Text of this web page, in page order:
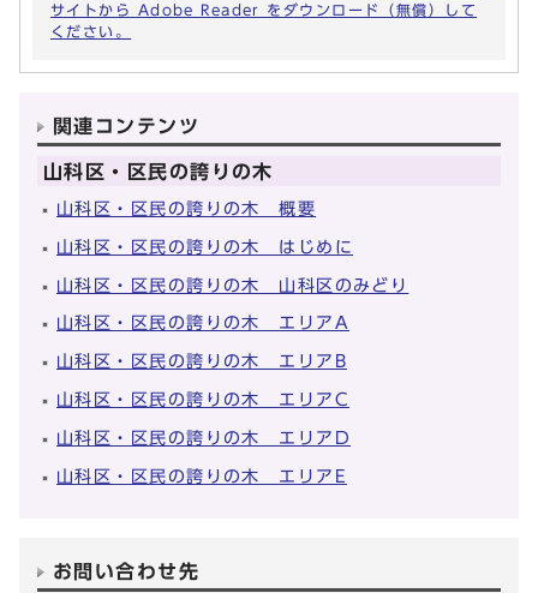
サイトから Adobe Reader をダウンロード（無償）して
ください。
関連コンテンツ
山科区・区民の誇りの木
山科区・区民の誇りの木 概要
山科区・区民の誇りの木 はじめに
山科区・区民の誇りの木 山科区のみどり
山科区・区民の誇りの木 エリアA
山科区・区民の誇りの木 エリアB
山科区・区民の誇りの木 エリアC
山科区・区民の誇りの木 エリアD
山科区・区民の誇りの木 エリアE
お問い合わせ先